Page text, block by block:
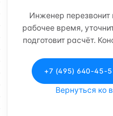
Инженер перезвонит
рабочее время,
подготовит расчёт.
+7 (495) 640-45-
Вернуться ко